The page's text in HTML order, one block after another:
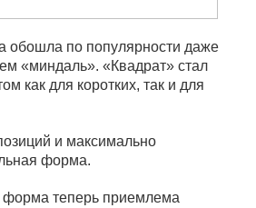
обошла по популярности даже
«миндаль». «Квадрат» стал
как для коротких, так и для
и максимально
форма.
теперь приемлема